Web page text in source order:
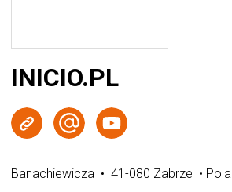
INICIO.PL
Strona WWWWyślij e-mail
Banachiewicza • 41-080 Zabrze •